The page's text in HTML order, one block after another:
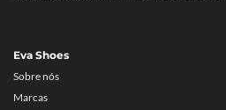
Eva Shoes
Sobre nós
Marcas